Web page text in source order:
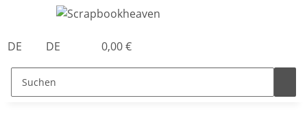
DE DE 0,00 €